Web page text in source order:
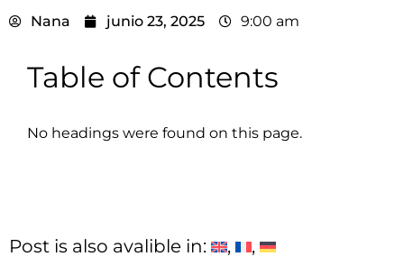
Nana junio 23, 2025 9:00 am
Table of Contents
No headings were found on this page.
Post is also avalible in: